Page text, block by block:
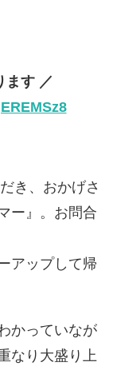
ます ／
き、おかげさ
ー』。お問合
アップして帰
かっていなが
なり大盛り上